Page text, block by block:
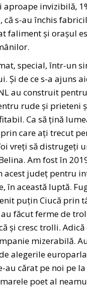
invizibilă,
s-au închis
faliment și orașul
special, într-un
Și de ce s-a ajuns
au construit
rude și prieteni
Ca să țină
care ați trecut
vreți să distrugeți
Am fost în
județ pentru
în această luptă.
puțin Ciucă
făcut ferme de
și cresc trolli.
mizerabilă.
alegerile
cărat pe noi pe
poet al